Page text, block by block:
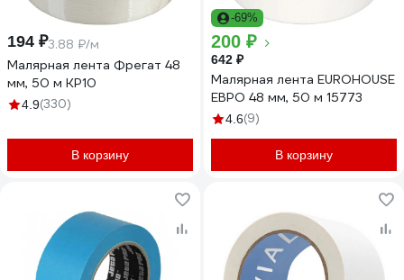
194 ₽3.88 ₽/м
Малярная лента Фрегат 48
мм, 50 м КР10
4.9(330)
В корзину
-69%
200 ₽
642 ₽
Малярная лента EUROHOUSE
ЕВРО 48 мм, 50 м 15773
4.6(9)
В корзину